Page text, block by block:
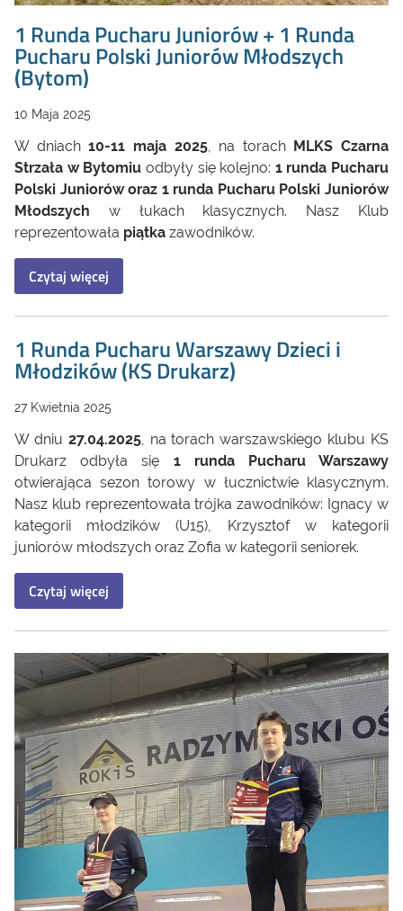
1 Runda Pucharu Juniorów + 1 Runda
Pucharu Polski Juniorów Młodszych
(Bytom)
10 Maja 2025
W dniach10-11 maja 2025, na torach MLKS Czarna
Strzała w Bytomiu odbyły się kolejno: 1 runda Pucharu
Polski Juniorów oraz 1 runda Pucharu Polski Juniorów
Młodszych w łukach klasycznych. Nasz Klub
reprezentowała piątka zawodników.
Czytaj więcej
1 Runda Pucharu Warszawy Dzieci i
Młodzików (KS Drukarz)
27 Kwietnia 2025
W dniu 27.04.2025, na torach warszawskiego klubu KS
Drukarz odbyła się 1 runda Pucharu Warszawy
otwierająca sezon torowy w łucznictwie klasycznym.
Nasz klub reprezentowała trójka zawodników: Ignacy w
kategorii młodzików (U15), Krzysztof w kategorii
juniorów młodszych oraz Zofia w kategorii seniorek.
Czytaj więcej